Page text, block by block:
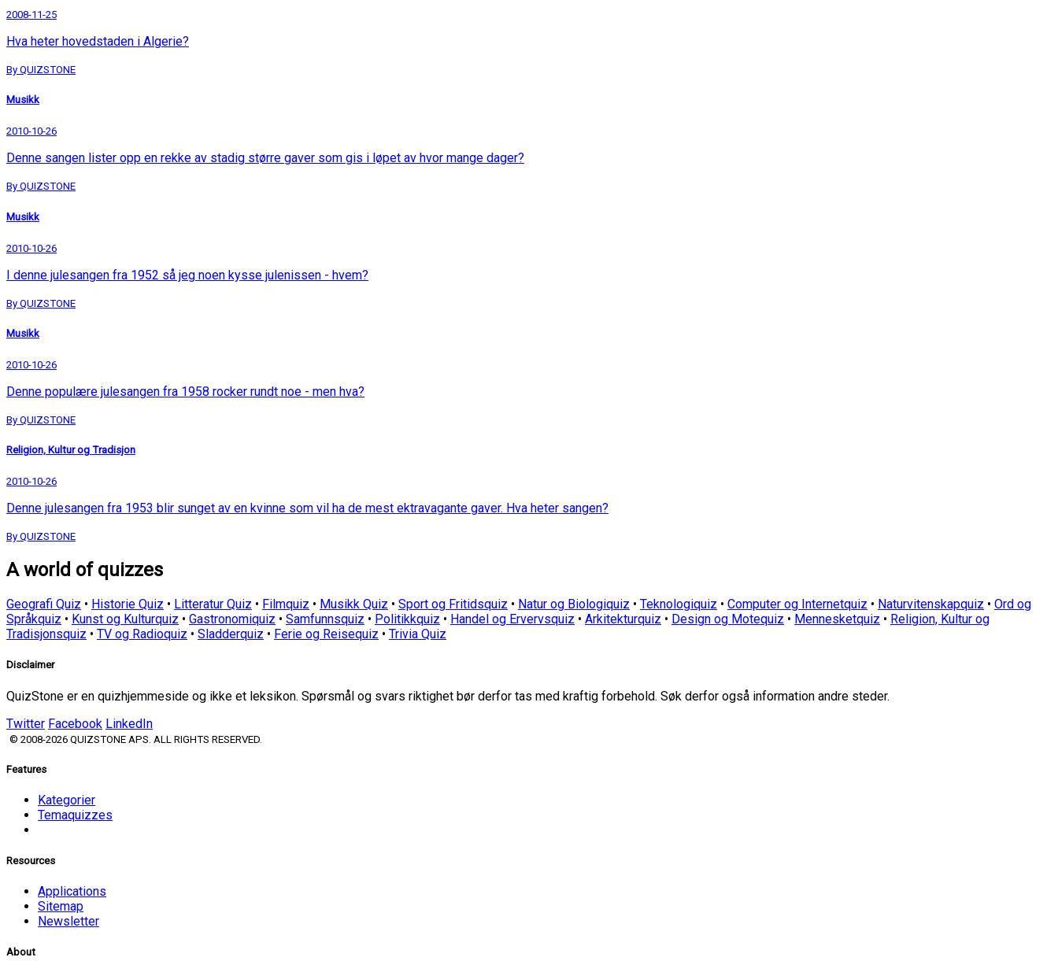
2008-11-25
Hva heter hovedstaden i Algerie?
By QUIZSTONE
Musikk
2010-10-26
Denne sangen lister opp en rekke av stadig større gaver som gis i løpet av hvor mange dager?
By QUIZSTONE
Musikk
2010-10-26
I denne julesangen fra 1952 så jeg noen kysse julenissen - hvem?
By QUIZSTONE
Musikk
2010-10-26
Denne populære julesangen fra 1958 rocker rundt noe - men hva?
By QUIZSTONE
Religion, Kultur og Tradisjon
2010-10-26
Denne julesangen fra 1953 blir sunget av en kvinne som vil ha de mest ektravagante gaver. Hva heter sangen?
By QUIZSTONE
A world of quizzes
Geografi Quiz • Historie Quiz • Litteratur Quiz • Filmquiz • Musikk Quiz • Sport og Fritidsquiz • Natur og Biologiquiz • Teknologiquiz • Computer og Internetquiz • Naturvitenskapquiz • Ord og
Språkquiz • Kunst og Kulturquiz • Gastronomiquiz • Samfunnsquiz • Politikkquiz • Handel og Ervervsquiz • Arkitekturquiz • Design og Motequiz • Mennesketquiz • Religion, Kultur og
Tradisjonsquiz • TV og Radioquiz • Sladderquiz • Ferie og Reisequiz • Trivia Quiz
Disclaimer
QuizStone er en quizhjemmeside og ikke et leksikon. Spørsmål og svars riktighet bør derfor tas med kraftig forbehold. Søk derfor også information andre steder.
Twitter Facebook LinkedIn
© 2008-2026 QUIZSTONE APS. ALL RIGHTS RESERVED.
Features
Kategorier
Temaquizzes
Resources
Applications
Sitemap
Newsletter
About